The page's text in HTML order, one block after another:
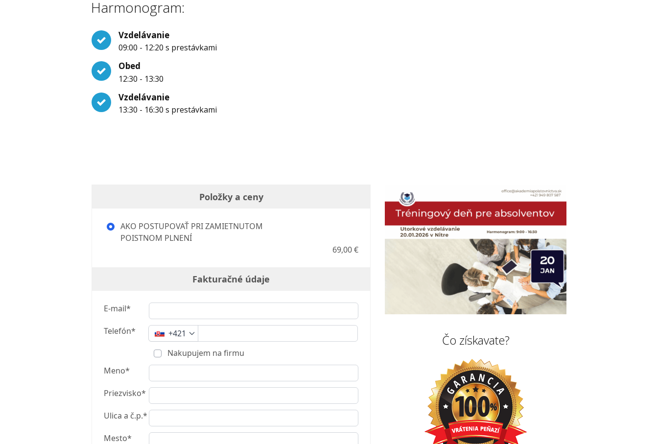
Harmonogram:
Vzdelávanie
09:00 - 12:20 s prestávkami
Obed
12:30 - 13:30
Vzdelávanie
13:30 - 16:30 s prestávkami
Položky a ceny
AKO POSTUPOVAŤ PRI ZAMIETNUTOM
POISTNOM PLNENÍ
69,00 €
Fakturačné údaje
E-mail*
Telefón*
+421
Nakupujem na firmu
Meno*
Priezvisko*
Ulica a č.p.*
Mesto*
Čo získavate?